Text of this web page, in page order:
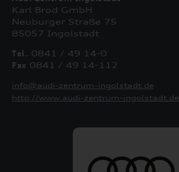
Karl Brod GmbH
Neuburger Straße 75
85057 Ingolstadt
Tel. 0841 / 49 14-0
Fax 0841 / 49 14-112
info@audi-zentrum-ingolstadt.de
http://www.audi-zentrum-ingolstadt.de